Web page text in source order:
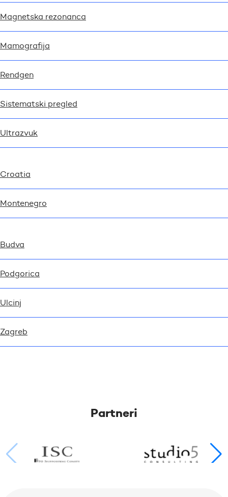
Magnetska rezonanca
Mamografija
Rendgen
Sistematski pregled
Ultrazvuk
Croatia
Montenegro
Budva
Podgorica
Ulcinj
Zagreb
Partneri